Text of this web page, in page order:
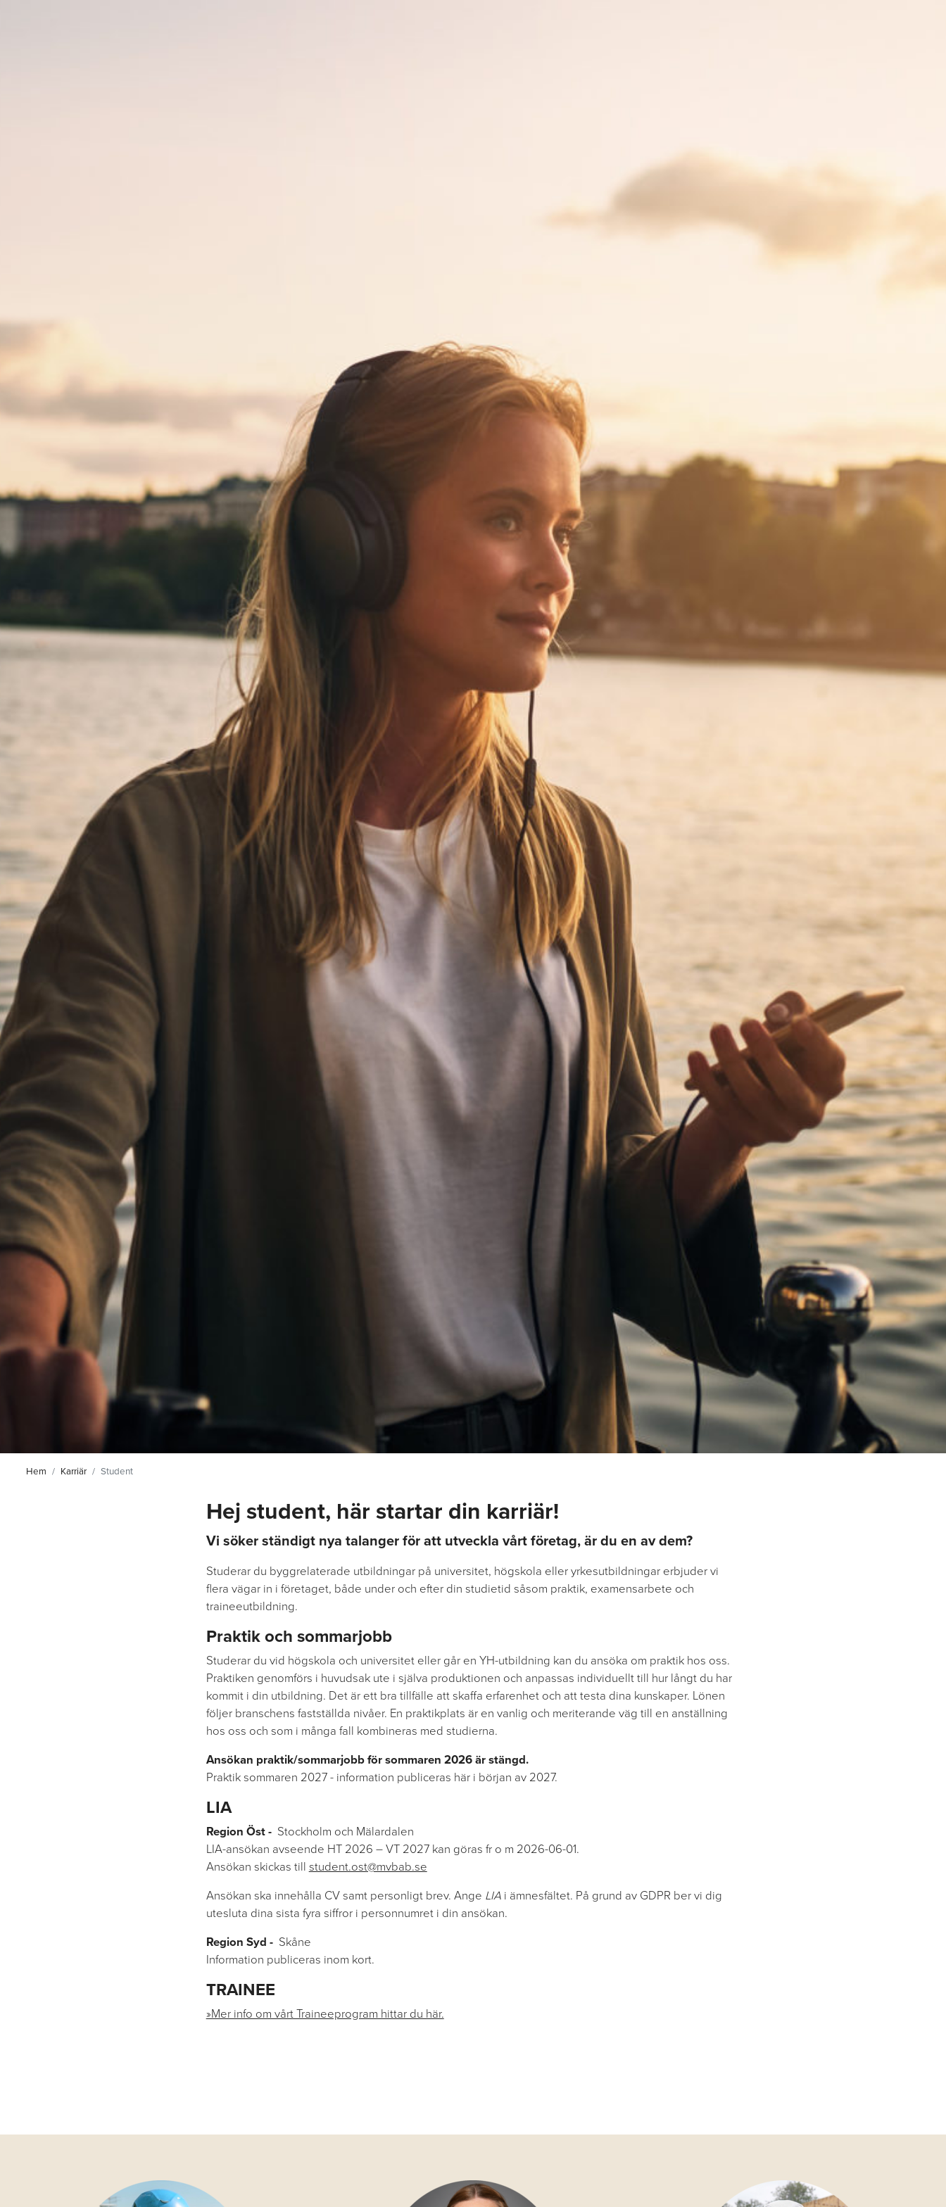
Hem Karriär Student
Hej student, här startar din karriär!
Vi söker ständigt nya talanger för att utveckla vårt företag, är du en av dem?
Studerar du byggrelaterade utbildningar på universitet, högskola eller yrkesutbildningar erbjuder vi
flera vägar in i företaget, både under och efter din studietid såsom praktik, examensarbete och
traineeutbildning.
Praktik och sommarjobb
Studerar du vid högskola och universitet eller går en YH-utbildning kan du ansöka om praktik hos oss.
Praktiken genomförs i huvudsak ute i själva produktionen och anpassas individuellt till hur långt du har
kommit i din utbildning. Det är ett bra tillfälle att skaffa erfarenhet och att testa dina kunskaper. Lönen
följer branschens fastställda nivåer. En praktikplats är en vanlig och meriterande väg till en anställning
hos oss och som i många fall kombineras med studierna.
Ansökan praktik/sommarjobb för sommaren 2026 är stängd.
Praktik sommaren 2027 - information publiceras här i början av 2027.
LIA
Region Öst -Stockholm och Mälardalen
LIA-ansökan avseende HT 2026 – VT 2027 kan göras fr o m 2026-06-01.
Ansökan skickas till student.ost@mvbab.se
Ansökan ska innehålla CV samt personligt brev. Ange LIAi ämnesfältet. På grund av GDPR ber vi dig
utesluta dina sista fyra siffror i personnumret i din ansökan.
Region Syd -Skåne
Information publiceras inom kort.
TRAINEE
»Mer info om vårt Traineeprogram hittar du här.